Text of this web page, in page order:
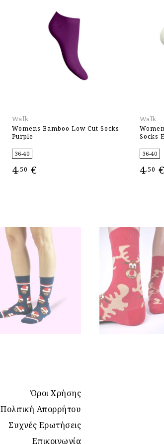
Walk
Womens Bamboo Low Cut Socks
Purple
36-40
4,50 €
Walk
Socks
36-40
4,50 €
Όροι Χρήσης
Πολιτική Απορρήτου
Συχνές Ερωτήσεις
Επικοινωνία